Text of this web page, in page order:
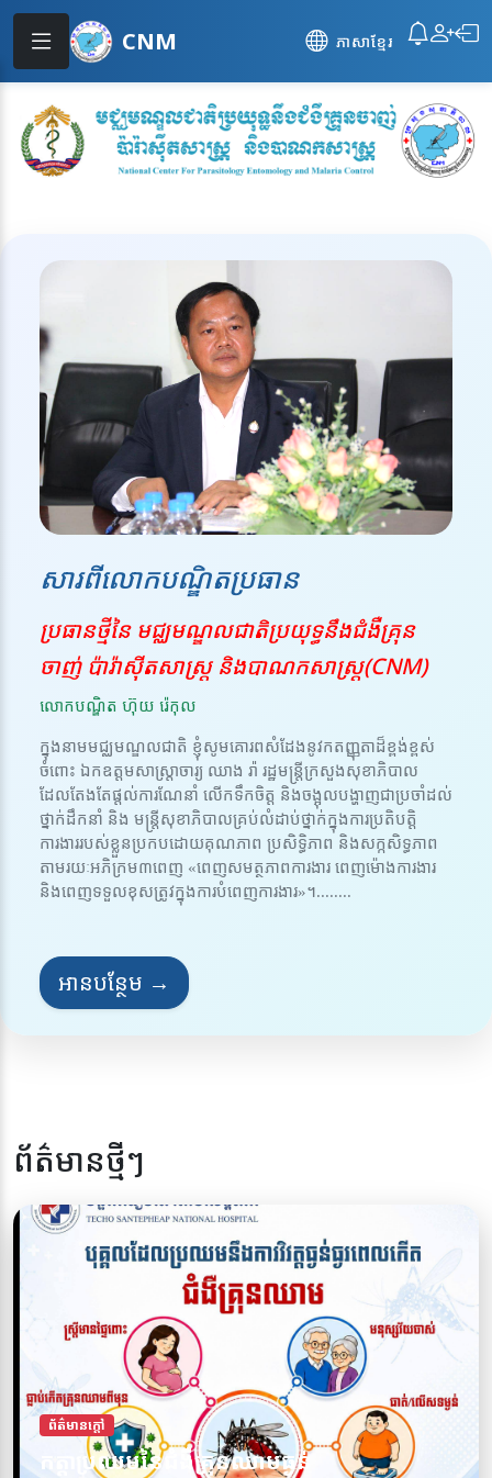
CNM ភាសាខ្មែរ
សារពីលោកបណ្ឌិតប្រធាន
ប្រធានថ្មីនៃ មជ្ឈមណ្ឌលជាតិប្រយុទ្ធនឹងជំងឺគ្រុន
ចាញ់ ប៉ារ៉ាស៊ីតសាស្ត្រ និងបាណកសាស្រ្ត(CNM)
លោកបណ្ឌិត ហ៊ុយ រ៉េកុល
ក្នុងនាមមជ្ឈមណ្ឌលជាតិ ខ្ញុំសូមគោរពសំដែងនូវកតញ្ញុតាដ៏ខ្ពង់ខ្ពស់
ចំពោះ ឯកឧត្តមសាស្ត្រាចារ្យ ឈាង រ៉ា រដ្ឋមន្ត្រីក្រសួងសុខាភិបាល
ដែលតែងតែផ្តល់ការណែនាំ លើកទឹកចិត្ត និងចង្អុលបង្ហាញជាប្រចាំដល់
ថ្នាក់ដឹកនាំ និង មន្ត្រីសុខាភិបាលគ្រប់លំដាប់ថ្នាក់ក្នុងការប្រតិបត្តិ
ការងាររបស់ខ្លួនប្រកបដោយគុណភាព ប្រសិទ្ធិភាព និងសក្កសិទ្ធភាព
តាមរយៈអភិក្រម៣ពេញ «ពេញសមត្ថភាពការងារ ពេញម៉ោងការងារ
និងពេញទទួលខុសត្រូវក្នុងការបំពេញការងារ»។........
អានបន្ថែម →
ព័ត៌មានថ្មីៗ
ព័ត៌មានក្តៅ
កត្តាប្រឈមនៃជំងឺគ្រុនឈាមធ្ងន់
ព័ត៌មានក្តៅ
ការពារខ្លួនអ្នកពីជំងឺគ្រុនឈាម សូមចូលរួមទប់
ស្កាត់ជំងឺគ្រុនឈាមទាំងអស់គ្នា!